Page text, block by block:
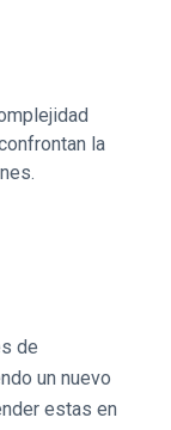
la
de
un nuevo
estas en